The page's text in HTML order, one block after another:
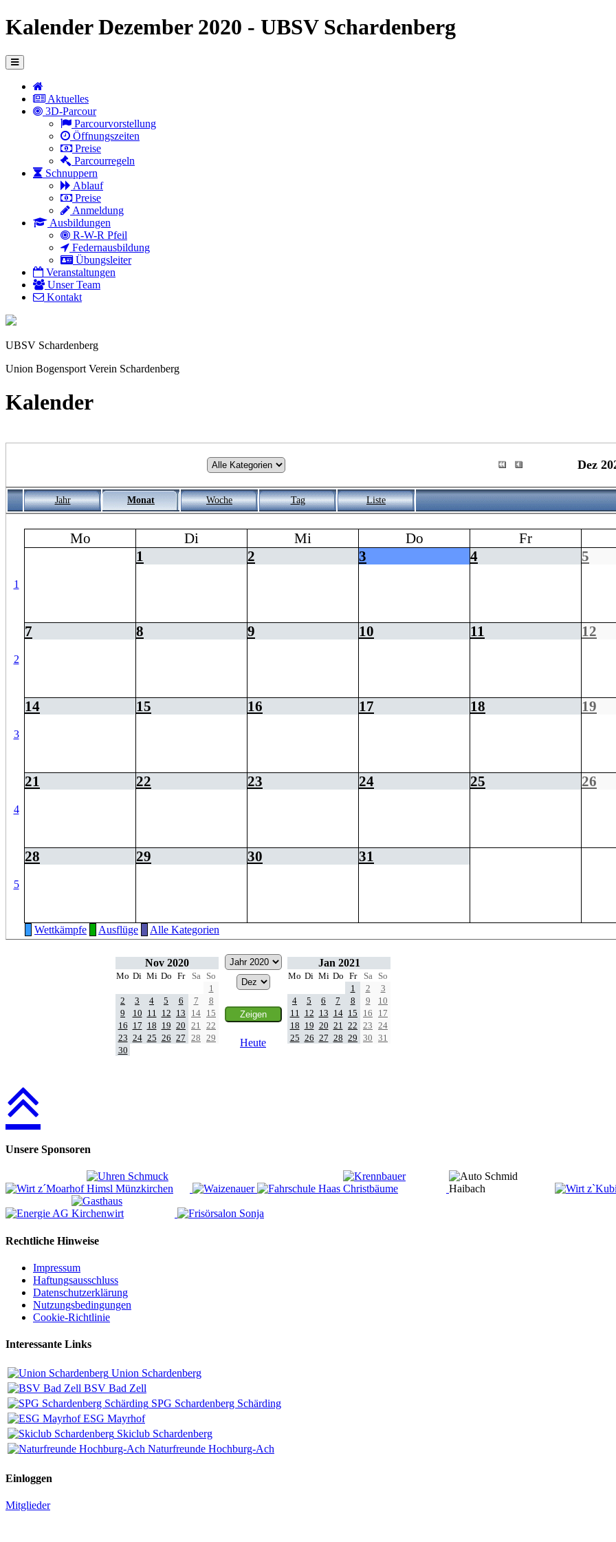
Kalender Dezember 2020 - UBSV Schardenberg
Aktuelles
3D-Parcour
Parcourvorstellung
Öffnungszeiten
Preise
Parcourregeln
Schnuppern
Ablauf
Preise
Anmeldung
Ausbildungen
R-W-R Pfeil
Federnausbildung
Übungsleiter
Veranstaltungen
Unser Team
Kontakt
UBSV Schardenberg
Union Bogensport Verein Schardenberg
Kalender
Dez
Jahr Monat Woche Tag Liste
Mo Di Mi Do Fr
1
1 2 3 4 5
2
7 8 9 10 11 12
3
14 15 16 17 18 19
4
21 22 23 24 25 26
5
28 29 30 31
Wettkämpfe Ausflüge Alle Kategorien
Nov 2020
Mo Di Mi Do Fr Sa
So
1
2
3 4 5 6 7
8
9
10 11 12 13 14 15
16 17 18 19 20 21
22
23 24 25 26 27 28
29
30
Heute
Jan 2021
Mo Di Mi Do Fr Sa
So
1
2
3
4
5 6 7 8 9
10
11
12 13 14 15 16
17
18 19 20 21 22 23
24
25 26 27 28 29 30 31
Unsere Sponsoren
Rechtliche Hinweise
Impressum
Haftungsausschluss
Datenschutzerklärung
Nutzungsbedingungen
Cookie-Richtlinie
Interessante Links
Union Schardenberg
BSV Bad Zell
SPG Schardenberg Schärding
ESG Mayrhof
Skiclub Schardenberg
Naturfreunde Hochburg-Ach
Einloggen
Mitglieder